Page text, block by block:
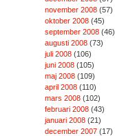
november 2008(57)
oktober 2008(45)
september 2008(46)
augusti 2008(73)
juli 2008(106)
juni 2008(105)
maj 2008(109)
april 2008(110)
mars 2008(102)
februari 2008(43)
januari 2008(21)
december 2007(17)